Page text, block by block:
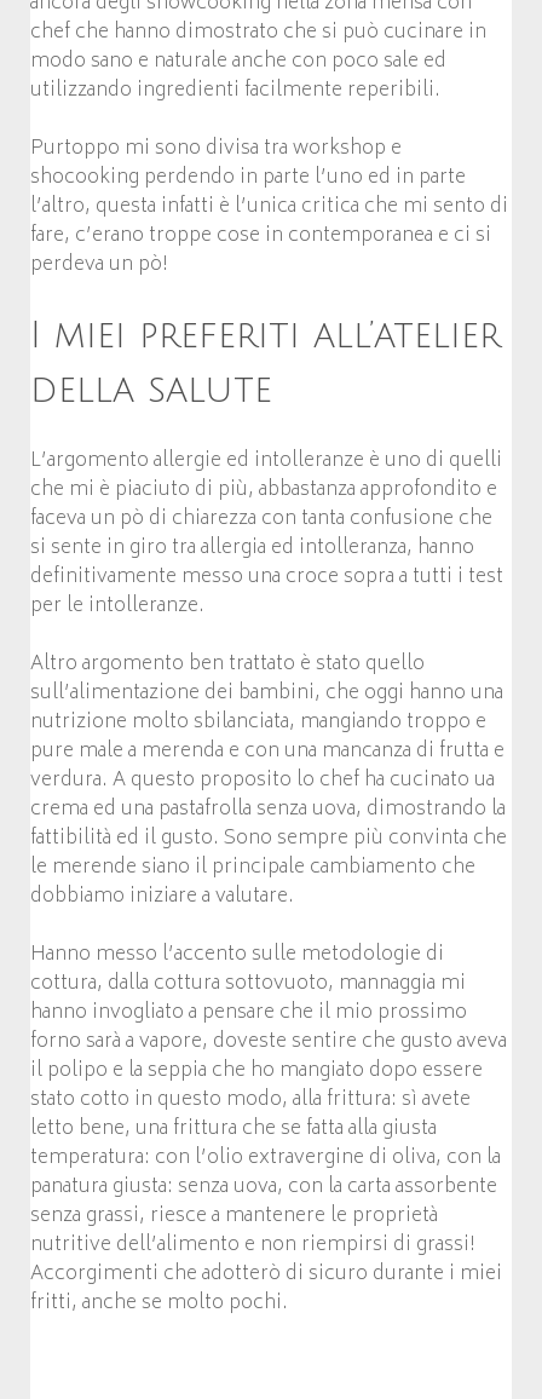
chef che hanno dimostrato che si può cucinare in
modo sano e naturale anche con poco sale ed
utilizzando ingredienti facilmente reperibili.
Purtoppo mi sono divisa tra workshop e
shocooking perdendo in parte l’uno ed in parte
l’altro, questa infatti è l’unica critica che mi sento di
fare, c’erano troppe cose in contemporanea e ci si
perdeva un pò!
I miei preferiti all’atelier
della salute
L’argomento allergie ed intolleranze è uno di quelli
che mi è piaciuto di più, abbastanza approfondito e
faceva un pò di chiarezza con tanta confusione che
si sente in giro tra allergia ed intolleranza, hanno
definitivamente messo una croce sopra a tutti i test
per le intolleranze.
Altro argomento ben trattato è stato quello
sull’alimentazione dei bambini, che oggi hanno una
nutrizione molto sbilanciata, mangiando troppo e
pure male a merenda e con una mancanza di frutta e
verdura. A questo proposito lo chef ha cucinato ua
crema ed una pastafrolla senza uova, dimostrando la
fattibilità ed il gusto. Sono sempre più convinta che
le merende siano il principale cambiamento che
dobbiamo iniziare a valutare.
Hanno messo l’accento sulle metodologie di
cottura, dalla cottura sottovuoto, mannaggia mi
hanno invogliato a pensare che il mio prossimo
forno sarà a vapore, doveste sentire che gusto aveva
il polipo e la seppia che ho mangiato dopo essere
stato cotto in questo modo, alla frittura: sì avete
letto bene, una frittura che se fatta alla giusta
temperatura: con l’olio extravergine di oliva, con la
panatura giusta: senza uova, con la carta assorbente
senza grassi, riesce a mantenere le proprietà
nutritive dell’alimento e non riempirsi di grassi!
Accorgimenti che adotterò di sicuro durante i miei
fritti, anche se molto pochi.